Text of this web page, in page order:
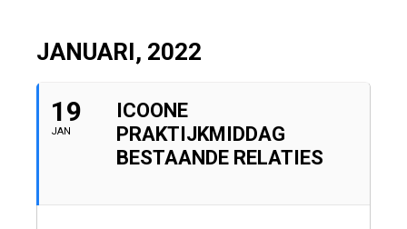
JANUARI, 2022
19
JAN
ICOONE
PRAKTIJKMIDDAG
BESTAANDE RELATIES